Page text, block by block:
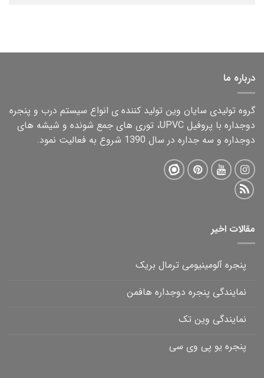
درباره ما
گروه تولیدی سایان وین تولید کننده ی انواع سیستم درب و پنجره
دوجداره با پروفیل UPVC، توری های جمع شونده و شیشه های
دوجداره و سه جداره در سال 1390 شروع به فعالیت نمود.
مقالات اخیر
پنجره آلومینیومی ترمال بریک
نمایندگی پنجره دوجداره هافمن
نمایندگی وین تک
پنجره یو پی وی سی